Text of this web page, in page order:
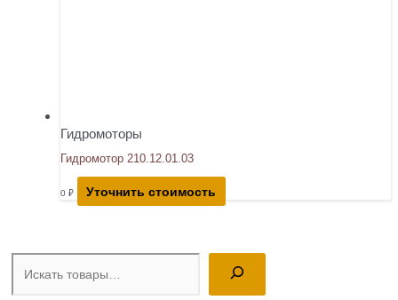
Поиск
Гидромоторы
Гидромотор 210.12.01.03
0 ₽ Уточнить стоимость